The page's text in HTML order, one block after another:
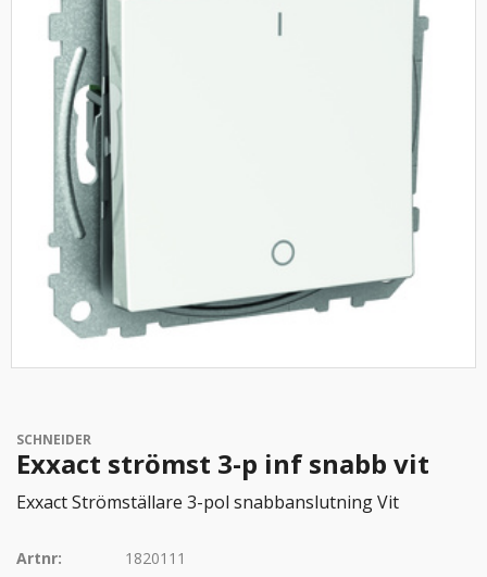
SCHNEIDER
Exxact strömst 3-p inf snabb vit
Exxact Strömställare 3-pol snabbanslutning Vit
Artnr:
1820111